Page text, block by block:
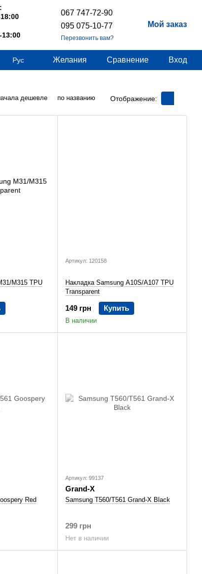
13:00
067 747-72-90
095 075-10-77
Перезвонить вам?
Мой заказ
Рус Желания Сравнение Вход
дешевле по названию Отображение:
M315 TPU
Артикул: 120158
Накладка Samsung A10S/A107 TPU
Transparent
149 грн Купить
В наличии
Red
Артикул: 99137
Grand-X
Samsung T560/T561 Grand-X Black
299 грн
Нет в наличии